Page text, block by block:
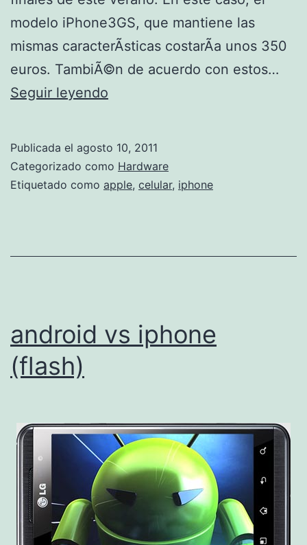
modelo iPhone3GS, que mantiene las
mismas caracterÃ­sticas costarÃ­a unos 350
euros. TambiÃ©n de acuerdo con estos…
Seguir leyendo
p
p
l
z
a
u
n
i
h
Publicada el agosto 10, 2011
Categorizado como Hardware
Etiquetado como apple, celular, iphone
android vs iphone
(flash)